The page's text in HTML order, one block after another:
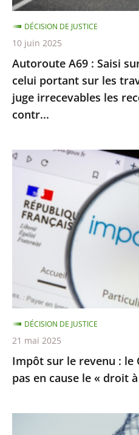
celui
portant
sur
les
travaux,
le
Conseil
juge
irrecevables
recours
d’associations
contr...
Autoroute A69 : Saisi
celui portant sur les
juge irrecevables les
contr...
DÉCISION DE JUSTICE
10 juin 2025
Impôt
revenu
le
d’État
ne
remet
pas
en
cause
le
droit
Impôt sur le revenu : le
pas en cause le « droit
DÉCISION DE JUSTICE
21 mai 2025